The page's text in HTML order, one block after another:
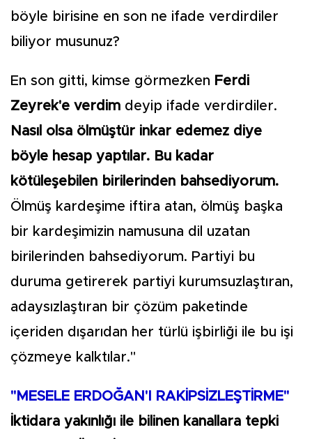
böyle birisine en son ne ifade verdirdiler
biliyor musunuz?
En son gitti, kimse görmezken Ferdi
Zeyrek'e verdim deyip ifade verdirdiler.
Nasıl olsa ölmüştür inkar edemez diye
böyle hesap yaptılar. Bu kadar
kötüleşebilen birilerinden bahsediyorum.
Ölmüş kardeşime iftira atan, ölmüş başka
bir kardeşimizin namusuna dil uzatan
birilerinden bahsediyorum. Partiyi bu
duruma getirerek partiyi kurumsuzlaştıran,
adaysızlaştıran bir çözüm paketinde
içeriden dışarıdan her türlü işbirliği ile bu işi
çözmeye kalktılar."
"MESELE ERDOĞAN'I RAKİPSİZLEŞTİRME"
İktidara yakınlığı ile bilinen kanallara tepki